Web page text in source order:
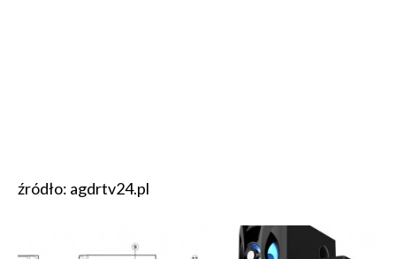
źródło: agdrtv24.pl